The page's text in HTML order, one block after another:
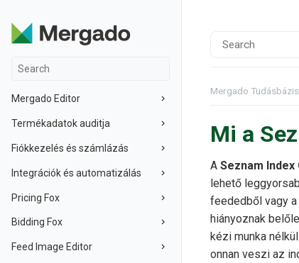
Mergado Editor
Termékadatok auditja
Fiókkezelés és számlázás
Integrációk és automatizálás
Pricing Fox
Bidding Fox
Feed Image Editor
Mergado Tudásbázis
Mi a
A Seznam Index
lehető
feededből vagy
hiányoznak
kézi munka
onnan veszi az